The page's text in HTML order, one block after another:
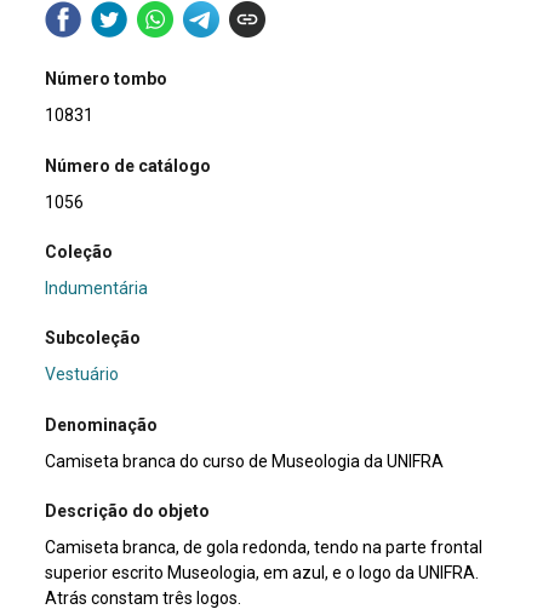
Número tombo
10831
Número de catálogo
1056
Coleção
Indumentária
Subcoleção
Vestuário
Denominação
Camiseta branca do curso de Museologia da UNIFRA
Descrição do objeto
Camiseta branca, de gola redonda, tendo na parte frontal
superior escrito Museologia, em azul, e o logo da UNIFRA.
Atrás constam três logos.